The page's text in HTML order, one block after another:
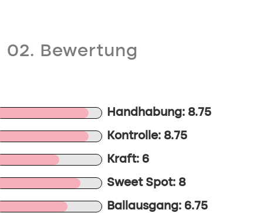
02. Bewertung
Handhabung: 8.75
Kontrolle: 8.75
Kraft: 6
Sweet Spot: 8
Ballausgang: 6.75